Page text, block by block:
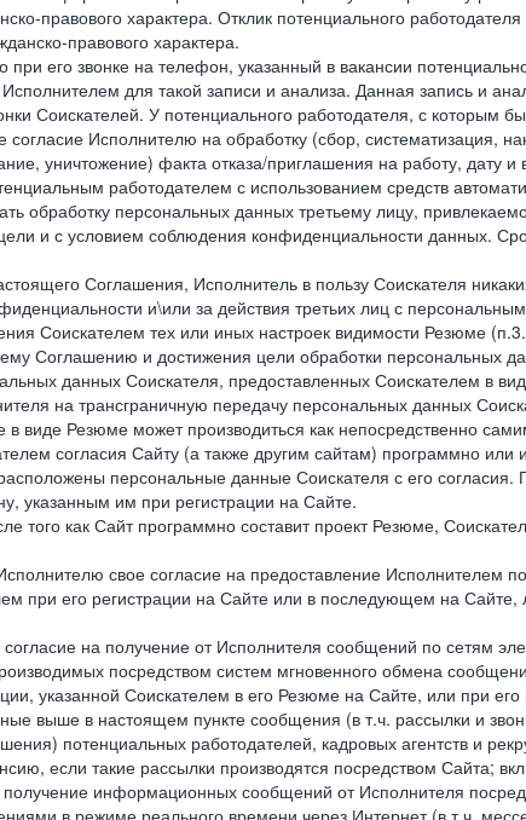
правового характера. Отклик потенциального
правового характера.
его звонке на телефон, указанный в вакансии
для такой записи и анализа. Данная запись и
Соискателей. У потенциального работодателя, с которым
согласие Исполнителю на обработку (сбор, систематизация,
уничтожение) факта отказа/приглашения на работу, дату
работодателем с использованием средств
обработку персональных данных третьему лицу,
и с условием соблюдения конфиденциальности данных.
Соглашения, Исполнитель в пользу Соискателя
и\или за действия третьих лиц с
Соискателем тех или иных настроек видимости Резюме
Соглашению и достижения цели обработки персональных
данных Соискателя, предоставленных Соискателем в
на трансграничную передачу персональных данных
виде Резюме может производиться как непосредственно
согласия Сайту (а также другим сайтам) программно
персональные данные Соискателя с его
указанным им при регистрации на Сайте.
того как Сайт программно составит проект Резюме,
свое согласие на предоставление Исполнителем
его регистрации на Сайте или в последующем на Сайте,
на получение от Исполнителя сообщений по сетям
посредством систем мгновенного обмена
указанной Соискателем в его Резюме на Сайте, или при
выше в настоящем пункте сообщения (в т.ч. рассылки и
потенциальных работодателей, кадровых агентств и
если такие рассылки производятся посредством Сайта;
информационных сообщений от Исполнителя
в режиме реального времени через Интернет (в т.ч.